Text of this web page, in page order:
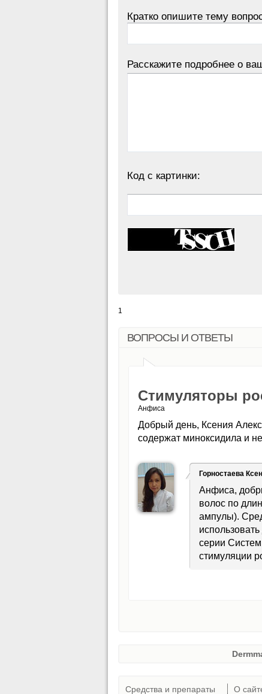
Кратко опишите тему
Расскажите подробнее о
Код с картинки:
1
ВОПРОСЫ И ОТВЕТЫ
Стимуляторы
Анфиса
Добрый день, Ксения
содержат миноксидила и
Горностаева
Анфиса,
волос по
ампулы).
серии
стимуляции
Средства и препараты О